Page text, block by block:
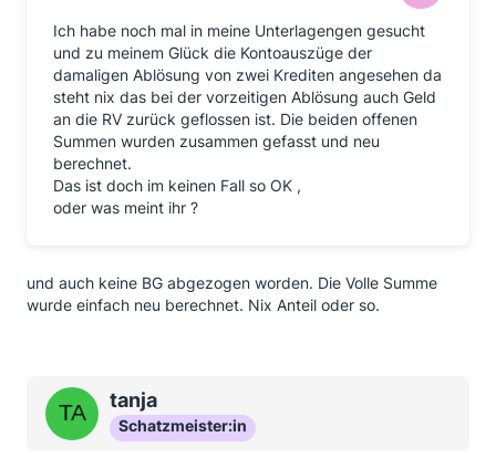
Ich habe noch mal in meine Unterlagengen gesucht
und zu meinem Glück die Kontoauszüge der
damaligen Ablösung von zwei Krediten angesehen da
steht nix das bei der vorzeitigen Ablösung auch Geld
an die RV zurück geflossen ist. Die beiden offenen
Summen wurden zusammen gefasst und neu
berechnet.
Das ist doch im keinen Fall so OK ,
oder was meint ihr ?
und auch keine BG abgezogen worden. Die Volle Summe
wurde einfach neu berechnet. Nix Anteil oder so.
tanja
Schatzmeister:in